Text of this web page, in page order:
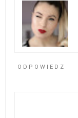
ODPOWIEDZ